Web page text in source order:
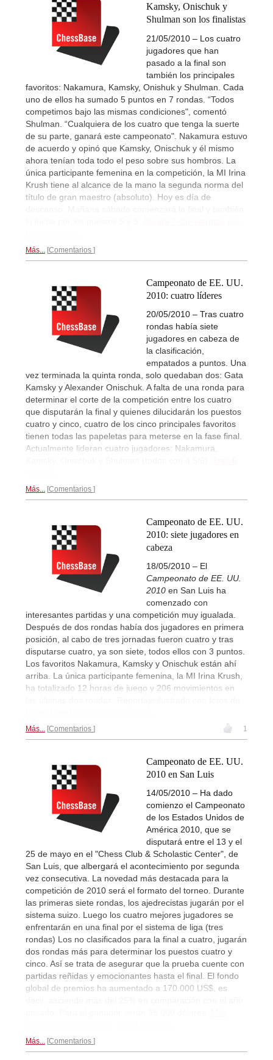
Kamsky, Onischuk y
Shulman son los finalistas
21/05/2010 – Los cuatro
jugadores que han
pasado a la final son
también los principales
favoritos: Nakamura, Kamsky, Onishuk y Shulman. Cada
uno de ellos ha sumado 5 puntos en 7 rondas. “Todos
competimos bajo las mismas condiciones", comentó
Shulman. “Cualquiera de los cuatro que tenga la suerte
de su parte, ganará este campeonato". Nakamura estuvo
de acuerdo y opinó que Kamsky, Onischuk y él mismo
ahora tenían toda todo el peso sobre sus hombros. La
única participante femenina en la competición, la MI Irina
Krush tiene al alcance de la mano la segunda norma del
título de gran maestro (absoluto). Hoy es día de
Más... Comentarios
Campeonato de EE. UU.
2010: cuatro líderes
20/05/2010 – Tras cuatro
rondas había siete
jugadores en cabeza de
la clasificación,
empatados a puntos. Una
vez terminada la quinta ronda, solo quedaban dos: Gata
Kamsky y Alexander Onischuk. A falta de una ronda para
determinar el corte de la competición entre los cuatro
que disputarán la final y quienes dilucidarán los puestos
cuatro y cinco, cuatro de los cinco principales favoritos
tienen todas las papeletas para meterse en la fase final.
Actualmente lideran cuatro jugadores: Nakamura,
Más... Comentarios
Campeonato de EE. UU.
2010: siete jugadores en
cabeza
18/05/2010 – El
Campeonato de EE. UU.
2010 en San Luis ha
comenzado con
interesantes partidas y una competición muy igualada.
Después de dos rondas había dos jugadores en primera
posición, al cabo de tres jornadas fueron cuatro y tras
disputarse cuatro, ya son siete, todos ellos con 3 puntos.
Los favoritos Nakamura, Kamsky y Onischuk están ahí
arriba. La única participante femenina, la MI Irina Krush,
ha totalizado 12 horas de juego y 206 movimientos en
Más... Comentarios 1
Campeonato de EE. UU.
2010 en San Luis
14/05/2010 – Ha dado
comienzo el Campeonato
de los Estados Unidos de
América 2010, que se
disputará entre el 13 y el
25 de mayo en el "Chess Club & Scholastic Center", de
San Luis, que albergará el acontecimiento por segunda
vez consecutiva. La novedad más destacada para la
competición de 2010 será el formato del torneo. Durante
las primeras siete rondas, los ajedrecistas jugarán por el
sistema suizo. Luego los cuatro mejores jugadores se
enfrentarán en una final por el sistema de liga (tres
rondas) Los no clasificados para la final a cuatro, jugarán
dos rondas más para determinar los puestos cuatro y
cinco. Así se trata de asegurar que la prueba cuente con
partidas reñidas y emocionantes hasta el final. El fondo
global de premios ha aumentado a 170.000 US$, es
Más... Comentarios